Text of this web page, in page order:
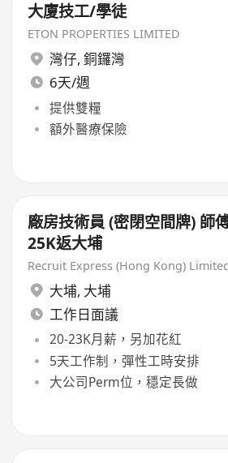
大廈技工/學徒
ETON PROPERTIES LIMITED
灣仔, 銅鑼灣
6天/週
提供雙糧
額外醫療保險
廠房技術員 (密閉空間牌) 師
25K返大埔
Recruit Express (Hong Kong)
大埔, 大埔
工作日面議
20-23K月薪，另加花紅
5天工作制，彈性工時安排
大公司Perm位，穩定長做